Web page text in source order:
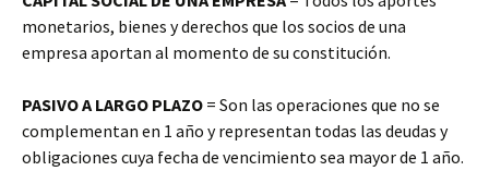
monetarios, bienes y derechos que los socios de una
empresa aportan al momento de su constitución.
PASIVO A LARGO PLAZO = Son las operaciones que no se
complementan en 1 año y representan todas las deudas y
obligaciones cuya fecha de vencimiento sea mayor de 1 año.